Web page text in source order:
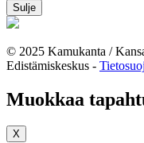
Sulje
© 2025 Kamukanta /
Edistämiskeskus -
Muokkaa
X